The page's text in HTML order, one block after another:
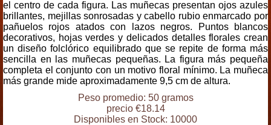
el centro de cada figura. Las muñecas presentan ojos azules
brillantes, mejillas sonrosadas y cabello rubio enmarcado por
pañuelos rojos atados con lazos negros. Puntos blancos
decorativos, hojas verdes y delicados detalles florales crean
un diseño folclórico equilibrado que se repite de forma más
sencilla en las muñecas pequeñas. La figura más pequeña
completa el conjunto con un motivo floral mínimo. La muñeca
más grande mide aproximadamente 9,5 cm de altura.
Peso promedio: 50 gramos
precio €18.14
Disponibles en Stock: 10000